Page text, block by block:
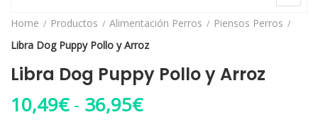
Home Productos Alimentación Perros
Piensos Perros
Libra Dog Puppy Pollo y Arroz
Libra Dog Puppy Pollo y Arroz
10,49€ - 36,95€Rango de precios: